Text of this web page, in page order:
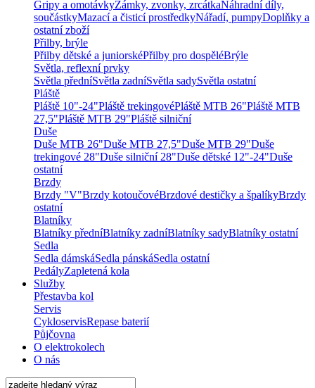
Gripy a omotávkyZámky, zvonky, zrcátkaNáhradní díly,
součástkyMazací a čisticí prostředkyNářadí, pumpyDoplňky a
ostatní zboží
Přilby, brýle
Přilby dětské a juniorskéPřilby pro dospěléBrýle
Světla, reflexní prvky
Světla předníSvětla zadníSvětla sadySvětla ostatní
Pláště
Pláště 10"-24"Pláště trekingovéPláště MTB 26"Pláště MTB
27,5"Pláště MTB 29"Pláště silniční
Duše
Duše MTB 26"Duše MTB 27,5"Duše MTB 29"Duše
trekingové 28"Duše silniční 28"Duše dětské 12"-24"Duše
ostatní
Brzdy
Brzdy "V"Brzdy kotoučovéBrzdové destičky a špalíkyBrzdy
ostatní
Blatníky
Blatníky předníBlatníky zadníBlatníky sadyBlatníky ostatní
Sedla
Sedla dámskáSedla pánskáSedla ostatní
PedályZapletená kola
Služby
Přestavba kol
Servis
CykloservisRepase baterií
Půjčovna
O elektrokolech
O nás